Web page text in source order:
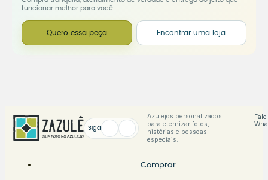
funcionar melhor para você.
Quero essa peça Encontrar uma loja
Siga
Azulejos personalizados
para eternizar fotos,
histórias e pessoas
especiais.
Comprar